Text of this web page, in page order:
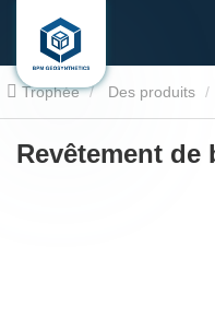
Trophée Des produits
géomembranaire
Revêtement de